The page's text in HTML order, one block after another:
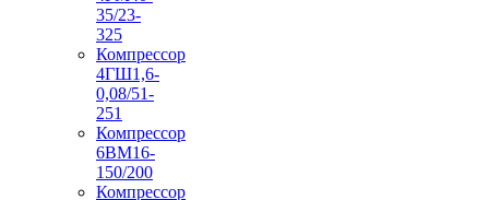
35/23-
325
Компрессор
4ГШ1,6-
0,08/51-
251
Компрессор
6ВМ16-
150/200
Компрессор